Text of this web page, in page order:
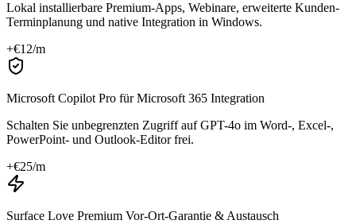
Lokal installierbare Premium-Apps, Webinare, erweiterte Kunden-
Terminplanung und native Integration in Windows.
+€12/m
Microsoft Copilot Pro für Microsoft 365 Integration
Schalten Sie unbegrenzten Zugriff auf GPT-4o im Word-, Excel-,
PowerPoint- und Outlook-Editor frei.
+€25/m
Surface Love Premium Vor-Ort-Garantie & Austausch